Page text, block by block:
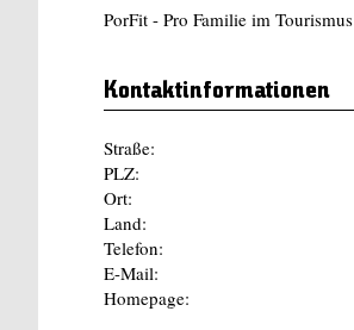
PorFit - Pro Familie im Tourismus
Kontaktinformationen
Straße:
PLZ:
Ort:
Land:
Telefon:
E-Mail:
Homepage: